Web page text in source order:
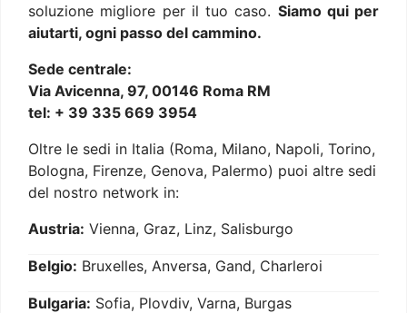
soluzione migliore per il tuo caso. Siamo qui per
aiutarti, ogni passo del cammino.
Sede centrale:
Via Avicenna, 97, 00146 Roma RM
tel: + 39 335 669 3954
Oltre le sedi in Italia (Roma, Milano, Napoli, Torino,
Bologna, Firenze, Genova, Palermo) puoi altre sedi
del nostro network in:
Austria: Vienna, Graz, Linz, Salisburgo
Belgio: Bruxelles, Anversa, Gand, Charleroi
Bulgaria: Sofia, Plovdiv, Varna, Burgas